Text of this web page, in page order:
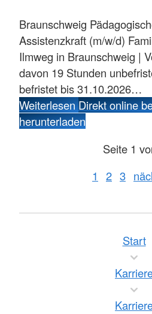
Braunschweig
Assistenzkraft (m/w/d)
Ilmweg in Braunschweig |
davon 19 Stunden
befristet bis 31.10.2026…
WeiterlesenDirekt online
herunterladen
Seite 1
1
2 3
Start